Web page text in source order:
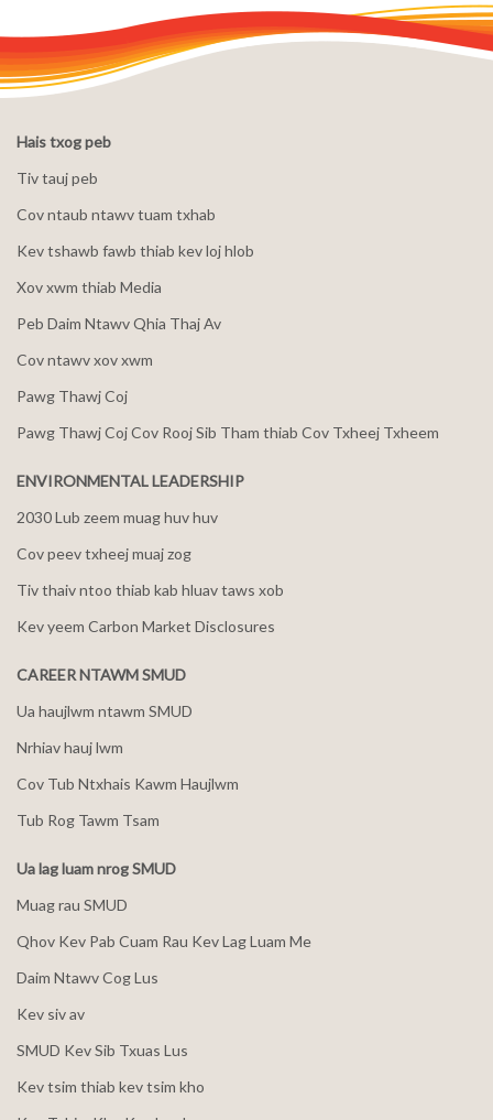
Hais txog peb
Tiv tauj peb
Cov ntaub ntawv tuam txhab
Kev tshawb fawb thiab kev loj hlob
Xov xwm thiab Media
Peb Daim Ntawv Qhia Thaj Av
Cov ntawv xov xwm
Pawg Thawj Coj
Pawg Thawj Coj Cov Rooj Sib Tham thiab Cov Txheej Txheem
ENVIRONMENTAL LEADERSHIP
2030 Lub zeem muag huv huv
Cov peev txheej muaj zog
Tiv thaiv ntoo thiab kab hluav taws xob
Kev yeem Carbon Market Disclosures
CAREER NTAWM SMUD
Ua haujlwm ntawm SMUD
Nrhiav hauj lwm
Cov Tub Ntxhais Kawm Haujlwm
Tub Rog Tawm Tsam
Ua lag luam nrog SMUD
Muag rau SMUD
Qhov Kev Pab Cuam Rau Kev Lag Luam Me
Daim Ntawv Cog Lus
Kev siv av
SMUD Kev Sib Txuas Lus
Kev tsim thiab kev tsim kho